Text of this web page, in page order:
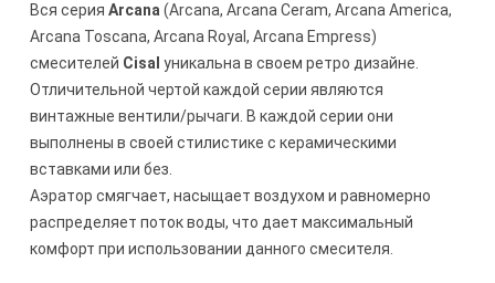
Вся серия Arcana (Arcana, Arcana Ceram, Arcana America,
Arcana Toscana, Arcana Royal, Arcana Empress)
смесителей Cisal уникальна в своем ретро дизайне.
Отличительной чертой каждой серии являются
винтажные вентили/рычаги. В каждой серии они
выполнены в своей стилистике с керамическими
вставками или без.
Аэратор смягчает, насыщает воздухом и равномерно
распределяет поток воды, что дает максимальный
комфорт при использовании данного смесителя.